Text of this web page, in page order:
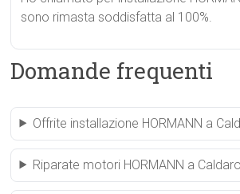
sono rimasta soddisfatta al 100%.
Domande frequenti
Offrite installazione HORMANN a
Riparate motori HORMANN a